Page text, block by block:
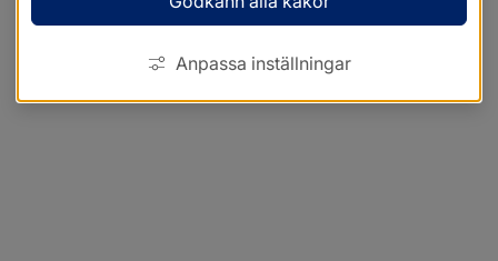
Anpassa inställningar